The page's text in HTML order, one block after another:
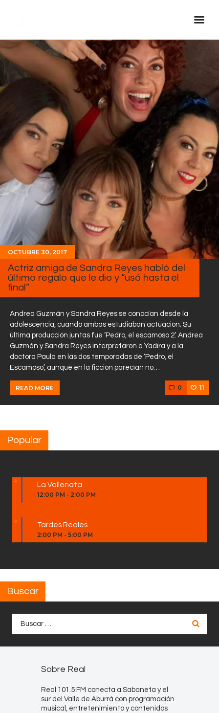
Inicio Real FM
Streaming
En Vivo
Descarga La APP
Programas
Noticias
Equipo
Sobre Nosotros
Contactos
OCTUBRE 30, 2017
Actriz amiga de Sandra Reyes habló del
último regalo que le dio y “usó hasta el
final”
Andrea Guzmán y Sandra Reyes se conocían desde la
adolescencia, cuando ambas estudiaban actuación. Su
última producción juntas fue ‘Pedro, el escamoso 2’. Andrea
Guzmán y Sandra Reyes interpretaron a Yadira y a la
doctora Paula en las dos temporadas de ‘Pedro, el
Escamoso’, aunque en la ficción parecían no…
READ MORE 0 11
Popular
La Vallenata
12:00 PM - 2:00 PM
Tardes Reales
2:00 PM - 5:00 PM
Buscar
Sobre Real
Real 101.5 FM conecta a Sabaneta y el
sur del Valle de Aburrá con programación
musical, entretenimiento y contenidos